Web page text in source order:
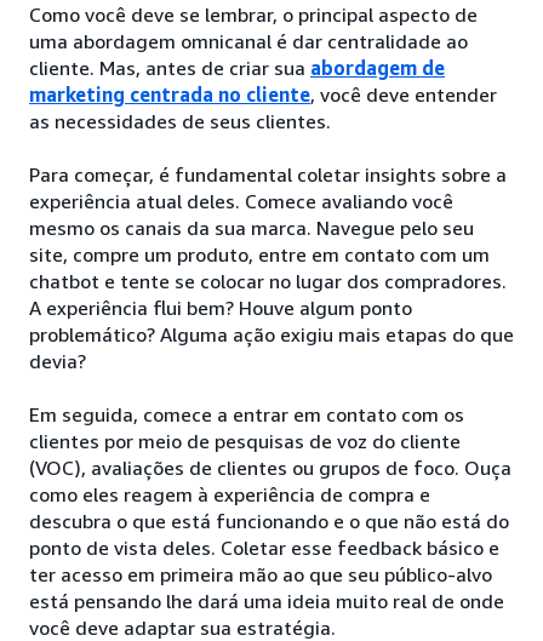
Como você deve se lembrar, o principal aspecto de
uma abordagem omnicanal é dar centralidade ao
cliente. Mas, antes de criar sua abordagem de
marketing centrada no cliente, você deve entender
as necessidades de seus clientes.
Para começar, é fundamental coletar insights sobre a
experiência atual deles. Comece avaliando você
mesmo os canais da sua marca. Navegue pelo seu
site, compre um produto, entre em contato com um
chatbot e tente se colocar no lugar dos compradores.
A experiência flui bem? Houve algum ponto
problemático? Alguma ação exigiu mais etapas do que
devia?
Em seguida, comece a entrar em contato com os
clientes por meio de pesquisas de voz do cliente
(VOC), avaliações de clientes ou grupos de foco. Ouça
como eles reagem à experiência de compra e
descubra o que está funcionando e o que não está do
ponto de vista deles. Coletar esse feedback básico e
ter acesso em primeira mão ao que seu público-alvo
está pensando lhe dará uma ideia muito real de onde
você deve adaptar sua estratégia.